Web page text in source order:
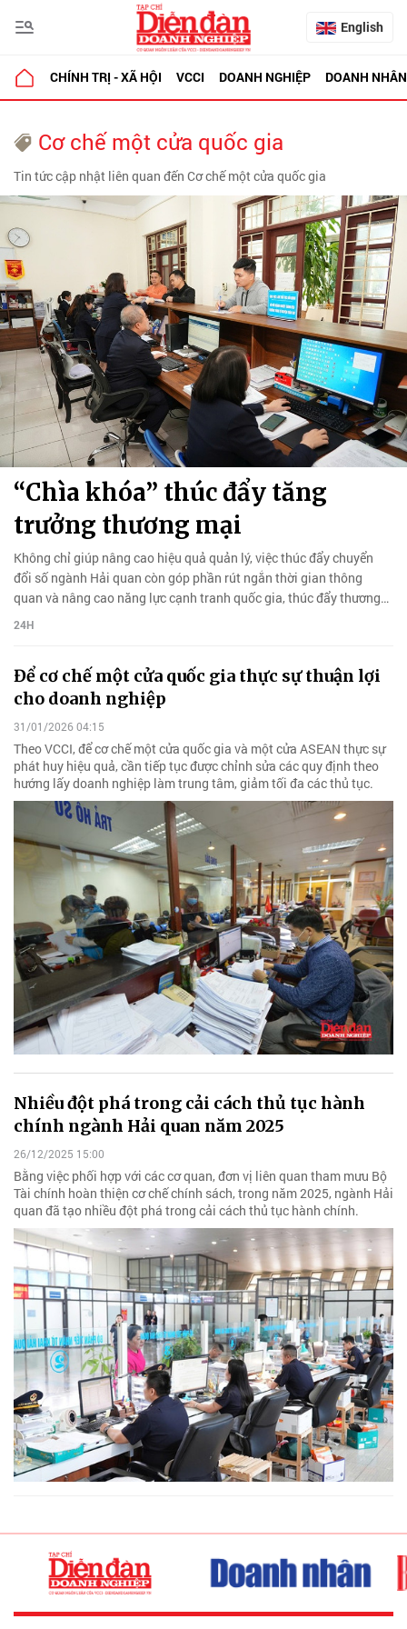
English
CHÍNH TRỊ - XÃ HỘI VCCI DOANH NGHIỆP DOANH NHÂN
Cơ chế một cửa quốc gia
Tin tức cập nhật liên quan đến Cơ chế một cửa quốc gia
“Chìa khóa” thúc đẩy tăng
trưởng thương mại
Không chỉ giúp nâng cao hiệu quả quản lý, việc thúc đẩy chuyển
đổi số ngành Hải quan còn góp phần rút ngắn thời gian thông
quan và nâng cao năng lực cạnh tranh quốc gia, thúc đẩy thương
mại.
24H
Để cơ chế một cửa quốc gia thực sự thuận lợi
cho doanh nghiệp
31/01/2026 04:15
Theo VCCI, để cơ chế một cửa quốc gia và một cửa ASEAN thực sự
phát huy hiệu quả, cần tiếp tục được chỉnh sửa các quy định theo
hướng lấy doanh nghiệp làm trung tâm, giảm tối đa các thủ tục.
Nhiều đột phá trong cải cách thủ tục hành
chính ngành Hải quan năm 2025
26/12/2025 15:00
Bằng việc phối hợp với các cơ quan, đơn vị liên quan tham mưu Bộ
Tài chính hoàn thiện cơ chế chính sách, trong năm 2025, ngành Hải
quan đã tạo nhiều đột phá trong cải cách thủ tục hành chính.